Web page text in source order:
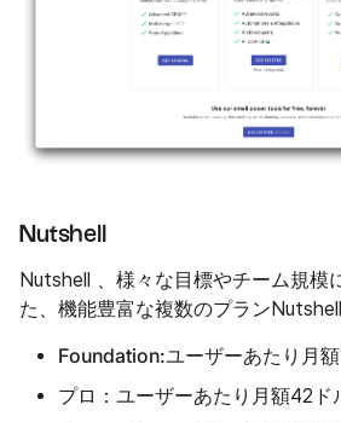
Nutshell
Nutshell 、様々な目標やチーム規模
た、機能豊富な複数のプランNutshell
Foundation:ユーザーあたり月額
プロ： ユーザーあたり月額42ド